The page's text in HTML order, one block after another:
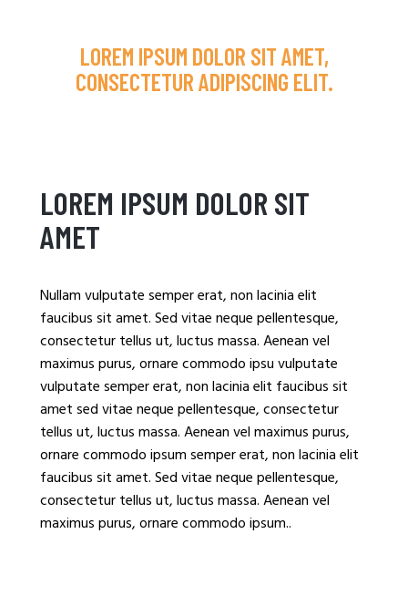
LOREM IPSUM DOLOR SIT AMET,
CONSECTETUR ADIPISCING ELIT.
LOREM IPSUM DOLOR SIT
AMET
Nullam vulputate semper erat, non lacinia elit
faucibus sit amet. Sed vitae neque pellentesque,
consectetur tellus ut, luctus massa. Aenean vel
maximus purus, ornare commodo ipsu vulputate
vulputate semper erat, non lacinia elit faucibus sit
amet sed vitae neque pellentesque, consectetur
tellus ut, luctus massa. Aenean vel maximus purus,
ornare commodo ipsum semper erat, non lacinia elit
faucibus sit amet. Sed vitae neque pellentesque,
consectetur tellus ut, luctus massa. Aenean vel
maximus purus, ornare commodo ipsum..